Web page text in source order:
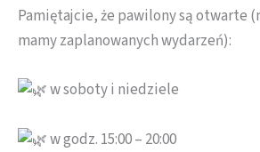
Pamiętajcie, że pawilony są otwarte
mamy zaplanowanych wydarzeń):
w soboty i niedziele
w godz. 15:00 – 20:00